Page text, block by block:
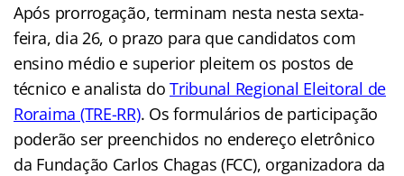
Após prorrogação, terminam nesta nesta sexta-
feira, dia 26, o prazo para que candidatos com
ensino médio e superior pleitem os postos de
técnico e analista doTribunal Regional Eleitoral de
Roraima (TRE-RR). Os formulários de participação
poderão ser preenchidos no endereço eletrônico
da Fundação Carlos Chagas (FCC), organizadora da